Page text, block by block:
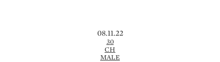
08.11.22
30
CH
MALE